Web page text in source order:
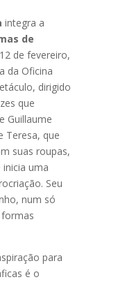
integra a
de
de fevereiro,
da Oficina
dirigido
que
Guillaume
Teresa, que
suas roupas,
uma
Seu
num só
para
é o